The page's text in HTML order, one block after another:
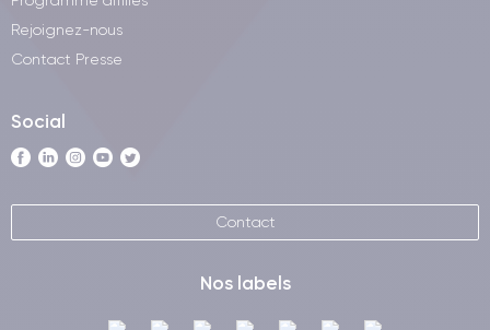
Rejoignez-nous
Contact Presse
Social
Contact
Nos labels